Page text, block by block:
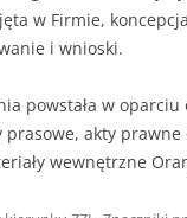
w Firmie,
i wnioski.
powstała w
prasowe, akty prawne
wewnętrzne